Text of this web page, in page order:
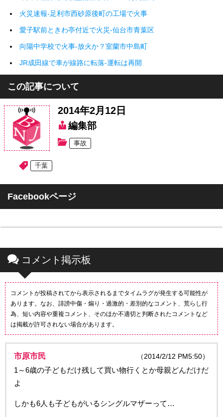
火災速報-足利市西砂原後町の工場で火事
愛子駅前ときわ亭付近で火災-仙台市青葉区
向陽中学校で火事-放火か？室蘭市中島町
JR成田線で車が線路に転落-運転は再開
この記事について
2014年2月12日
編集部
事故
千葉
Facebookページ
コメント掲示板
コメントが投稿されてから表示されるまでタイムラグが発生する可能性が
あります。なお、誹謗中傷・煽り・過激的・差別的なコメント、荒らし行
為、短い内容や重複コメント、そのほか不適切と判断されたコメントなど
は掲載が許可されない場合があります。
市原市民 （2014/2/12 PM5:50）
1～6歳の子どもだけ残して買い物行くとか母親どんだけだ
よ
しかも6人も子どもがいるシングルマザーって…